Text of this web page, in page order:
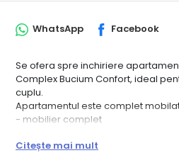
WhatsApp Facebook
Se ofera spre inchiriere
Complex Bucium Confort, ideal
cuplu.
Apartamentul este complet
- mobilier complet
- centrala termica proprie
Citește mai mult